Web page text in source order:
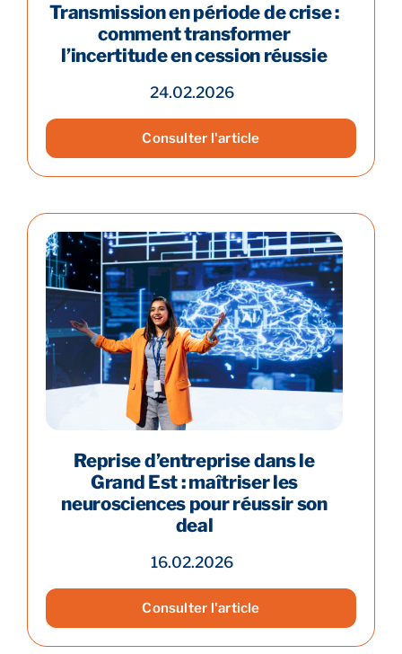
Transmission en période de crise :
comment transformer
l’incertitude en cession réussie
24.02.2026
Consulter l'article
Reprise d’entreprise dans le
Grand Est : maîtriser les
neurosciences pour réussir son
deal
16.02.2026
Consulter l'article